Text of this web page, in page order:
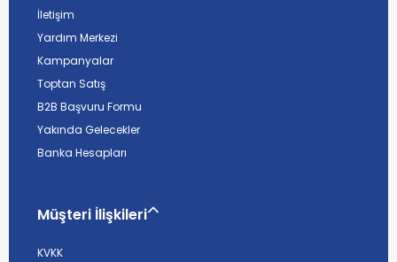
İletişim
Yardım Merkezi
Kampanyalar
Toptan Satış
B2B Başvuru Formu
Yakında Gelecekler
Banka Hesapları
Müşteri İlişkileri
KVKK